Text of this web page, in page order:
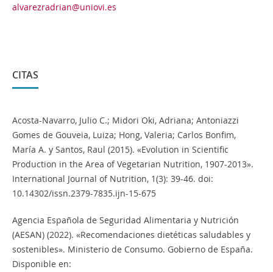
alvarezradrian@uniovi.es
CITAS
Acosta-Navarro, Julio C.; Midori Oki, Adriana; Antoniazzi
Gomes de Gouveia, Luiza; Hong, Valeria; Carlos Bonfim,
María A. y Santos, Raul (2015). «Evolution in Scientific
Production in the Area of Vegetarian Nutrition, 1907-2013».
International Journal of Nutrition, 1(3): 39-46. doi:
10.14302/issn.2379-7835.ijn-15-675
Agencia Española de Seguridad Alimentaria y Nutrición
(AESAN) (2022). «Recomendaciones dietéticas saludables y
sostenibles». Ministerio de Consumo. Gobierno de España.
Disponible en: